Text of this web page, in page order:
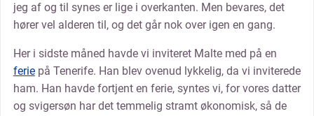
jeg af og til synes er lige i overkanten. Men bevares, det
hører vel alderen til, og det går nok over igen en gang.
Her i sidste måned havde vi inviteret Malte med på en
feriepå Tenerife. Han blev ovenud lykkelig, da vi inviterede
ham. Han havde fortjent en ferie, syntes vi, for vores datter
og svigersøn har det temmelig stramt økonomisk, så de